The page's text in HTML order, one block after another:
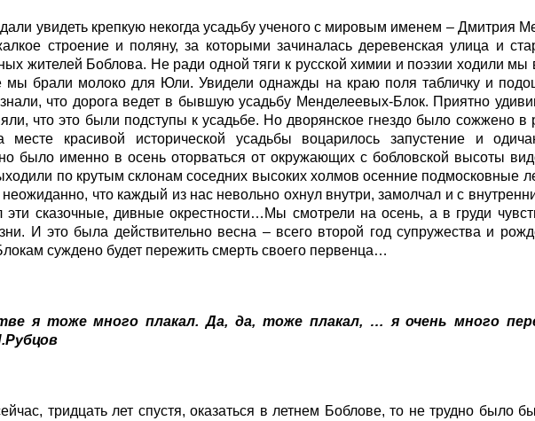
увидеть крепкую некогда усадьбу ученого с мировым именем – Дмитрия
строение и поляну, за которыми зачиналась деревенская улица и
жителей Боблова. Не ради одной тяги к русской химии и поэзии ходили мы
мы брали молоко для Юли. Увидели однажды на краю поля табличку и
что дорога ведет в бывшую усадьбу Менделеевых-Блок. Приятно
что это были подступы к усадьбе. Но дворянское гнездо было сожжено
месте красивой исторической усадьбы воцарилось запустение и
было именно в осень оторваться от окружающих с бобловской высоты
по крутым склонам соседних высоких холмов осенние подмосковные
неожиданно, что каждый из нас невольно охнул внутри, замолчал и с
эти сказочные, дивные окрестности…Мы смотрели на осень, а в груди
И это была действительно весна – всего второй год супружества и
суждено будет пережить смерть своего первенца…
я тоже много плакал. Да, да, тоже плакал, … я очень много
тридцать лет спустя, оказаться в летнем Боблове, то не трудно было